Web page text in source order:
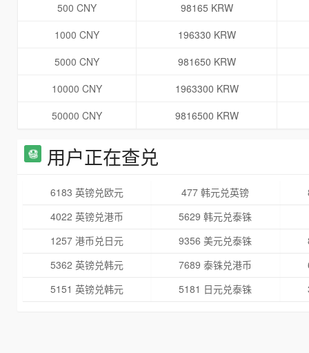
500 CNY
98165 KRW
1000 CNY
196330 KRW
5000 CNY
981650 KRW
10000 CNY
1963300 KRW
50000 CNY
9816500 KRW
用户正在查兑
6183 英镑兑欧元 477 韩元兑英镑
4022 英镑兑港币
5629 韩元兑泰铢
1257 港币兑日元
9356 美元兑泰铢
5362 英镑兑韩元
7689 泰铢兑港币
5151 英镑兑韩元
5181 日元兑泰铢